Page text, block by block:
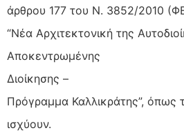
άρθρου 177 του Ν. 3852/2010
“Νέα Αρχιτεκτονική της
Αποκεντρωμένης
Διοίκησης –
Πρόγραμμα Καλλικράτης”, όπως
ισχύουν.